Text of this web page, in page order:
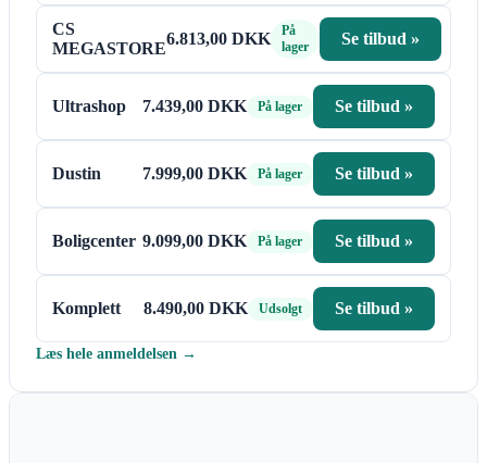
CS
MEGASTORE
6.813,00 DKK
På
lager
Se tilbud »
Ultrashop 7.439,00 DKK På lager Se tilbud »
Dustin 7.999,00 DKK På lager Se tilbud »
Boligcenter 9.099,00 DKK På lager Se tilbud »
Komplett 8.490,00 DKK Udsolgt Se tilbud »
Læs hele anmeldelsen →